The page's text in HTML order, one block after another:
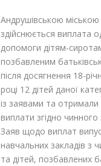
Андрушівською
здійснюється виплата
допомоги дітям-
позбавленим
після досягнення 18-
році 12 дітей даної
із заявами та отримали
виплати згідно
Заяв щодо виплат
навчальних закладів з
та дітей, позбавлених